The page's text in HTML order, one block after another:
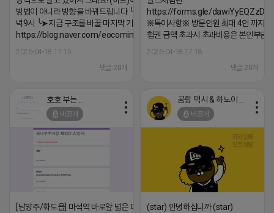
https://forms.gle/
※특이사항※ 방문인원 최대 4인 까지
험권 금액 초과시 초과비용은 본인부담
2026-04-18 17:18
댓글:20개
방법이 아니라 방향을 바꿔드립니다 ╰➤4월 21일(화) 저
녁9시 ╰➤지금 구조를 바꿀 마지막 기회
https://blog.naver.com/eocomim/224250518436
2026-04-18 17:15
댓글:20개
비공개
[남양주/화도읍] 마석역 바로앞 넓은 매장과, 프
비공개
(star) 안녕하십니까 (star)